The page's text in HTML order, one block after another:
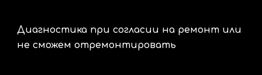
Диагностика при согласии на ремонт или
не сможем отремонтировать